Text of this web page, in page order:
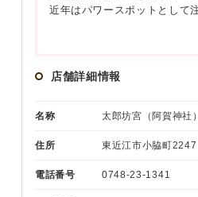
近年はパワースポットとして
店舗詳細情報
名称 太郎坊宮（阿賀神社）
住所 東近江市小脇町2247
電話番号 0748-23-1341